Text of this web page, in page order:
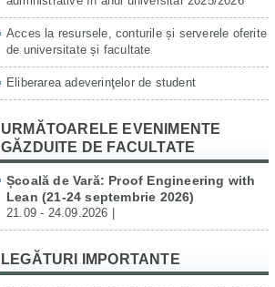
Acces la resursele, conturile și serverele oferite
de universitate și facultate
Eliberarea adeverinţelor de student
URMĂTOARELE EVENIMENTE
GĂZDUITE DE FACULTATE
Școală de Vară: Proof Engineering with
Lean (21-24 septembrie 2026)
21.09 - 24.09.2026 |
LEGĂTURI IMPORTANTE